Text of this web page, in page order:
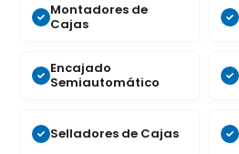
Montadores de
Cajas
Encajado
Semiautomático
Selladores de Cajas